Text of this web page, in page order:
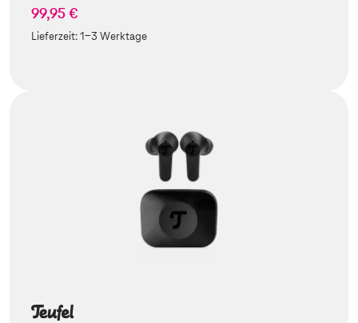
99,95 €
Lieferzeit:1-3 Werktage